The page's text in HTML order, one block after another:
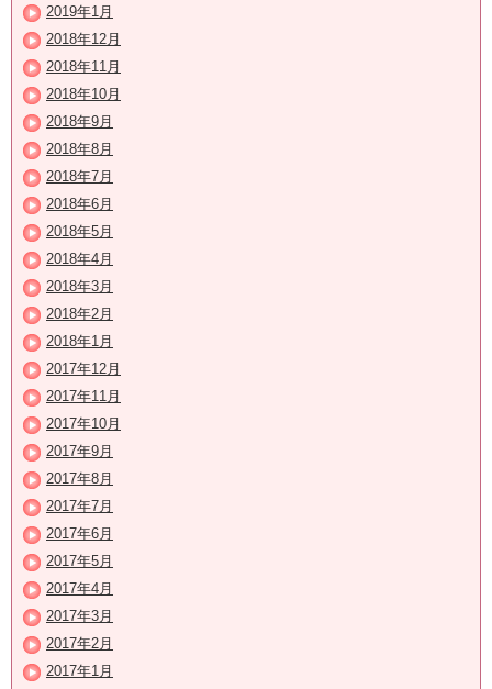
2019年1月
2018年12月
2018年11月
2018年10月
2018年9月
2018年8月
2018年7月
2018年6月
2018年5月
2018年4月
2018年3月
2018年2月
2018年1月
2017年12月
2017年11月
2017年10月
2017年9月
2017年8月
2017年7月
2017年6月
2017年5月
2017年4月
2017年3月
2017年2月
2017年1月